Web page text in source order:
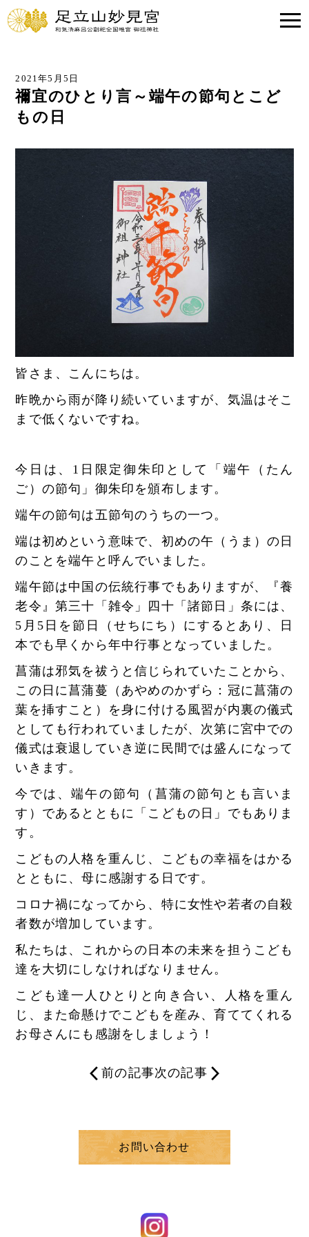
2021年5月5日
禰宜のひとり言～端午の節句とこど
もの日
皆さま、こんにちは。
昨晩から雨が降り続いていますが、気温はそこ
まで低くないですね。
今日は、1日限定御朱印として「端午（たん
ご）の節句」御朱印を頒布します。
端午の節句は五節句のうちの一つ。
端は初めという意味で、初めの午（うま）の日
のことを端午と呼んでいました。
端午節は中国の伝統行事でもありますが、『養
老令』第三十「雑令」四十「諸節日」条には、
5月5日を節日（せちにち）にするとあり、日
本でも早くから年中行事となっていました。
菖蒲は邪気を祓うと信じられていたことから、
この日に菖蒲蔓（あやめのかずら：冠に菖蒲の
葉を挿すこと）を身に付ける風習が内裏の儀式
としても行われていましたが、次第に宮中での
儀式は衰退していき逆に民間では盛んになって
いきます。
今では、端午の節句（菖蒲の節句とも言いま
す）であるとともに「こどもの日」でもありま
す。
こどもの人格を重んじ、こどもの幸福をはかる
とともに、母に感謝する日です。
コロナ禍になってから、特に女性や若者の自殺
者数が増加しています。
私たちは、これからの日本の未来を担うこども
達を大切にしなければなりません。
こども達一人ひとりと向き合い、人格を重ん
じ、また命懸けでこどもを産み、育ててくれる
お母さんにも感謝をしましょう！
前の記事次の記事
お問い合わせ